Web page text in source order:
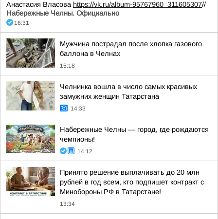
Анастасия Власова https://vk.ru/album-95767960_311605307//
Набережные Челны. Официально
16:31
Мужчина пострадал после хлопка газового
баллона в Челнах
15:18
Челнинка вошла в число самых красивых
замужних женщин Татарстана
14:33
Набережные Челны — город, где рождаются
чемпионы!
14:12
Принято решение выплачивать до 20 млн
рублей в год всем, кто подпишет контракт с
Минобороны РФ в Татарстане!
13:34